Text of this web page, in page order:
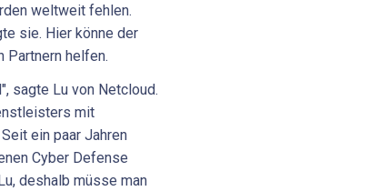
weltweit fehlen.
sie. Hier könne der
Partnern helfen.
sagte Lu von Netcloud.
mit
ein paar Jahren
Cyber Defense
deshalb müsse man